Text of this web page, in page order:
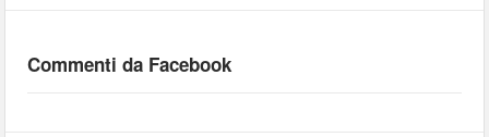
Commenti da Facebook